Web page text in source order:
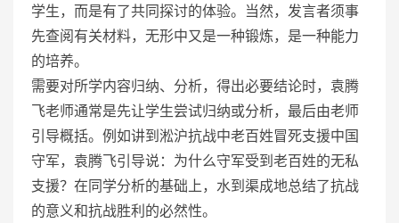
学生，而是有了共同探讨的体验。当然，发言者须事
先查阅有关材料，无形中又是一种锻炼，是一种能力
的培养。
需要对所学内容归纳、分析，得出必要结论时，袁腾
飞老师通常是先让学生尝试归纳或分析，最后由老师
引导概括。例如讲到淞沪抗战中老百姓冒死支援中国
守军，袁腾飞引导说：为什么守军受到老百姓的无私
支援？在同学分析的基础上，水到渠成地总结了抗战
的意义和抗战胜利的必然性。